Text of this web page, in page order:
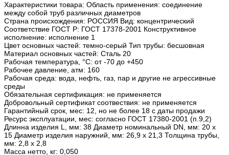
Характеристики товара: Область применения: соединение
между собой труб различных диаметров
Страна происхождения: РОССИЯ Вид: концентрический
Соответствие ГОСТ Р: ГОСТ 17378-2001 Конструктивное
исполнение: исполнение 1
Цвет основных частей: темно-серый Тип трубы: бесшовная
Материал основных частей: Сталь 20
Рабочая температура, °C: от -70 до +450
Рабочее давление, атм: 160
Рабочая среда: вода, нефть, газ, пар и другие не агрессивные
среды
Обязательная сертификация: не применяется
Добровольный сертификат соотвествия: не применяется
Гарантийный срок, мес: 12, но не более 18 с даты продажи
Ресурс эксплуатации, мес: согласно ГОСТ 17380-2001 (п.9,2)
Длинна изделия L, мм: 38 Диаметр номинальный DN, мм: 20 х
15 Диаметр изделия наружний, мм: 26,9 х 21,3 Толщина трубы,
мм: 2,8 х 2,8
Масса нетто, кг: 0,050